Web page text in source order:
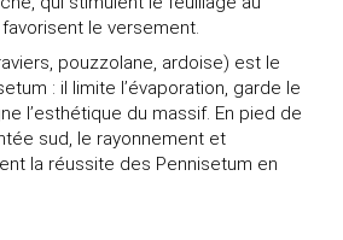
le versement.
pouzzolane, ardoise) est le
: il limite l’évaporation, garde le
l’esthétique du massif. En pied de
sud, le rayonnement et
la réussite des Pennisetum en